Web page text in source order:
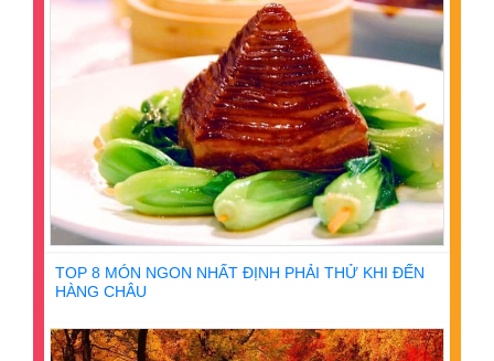
TOP 8 MÓN NGON NHẤT ĐỊNH PHẢI THỬ KHI ĐẾN
HÀNG CHÂU